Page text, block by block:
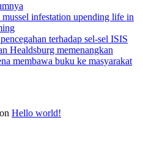
mussel infestation upending life in
terhadap sel-sel ISIS
Healdsburg memenangkan
membawa buku ke masyarakat
Hello world!